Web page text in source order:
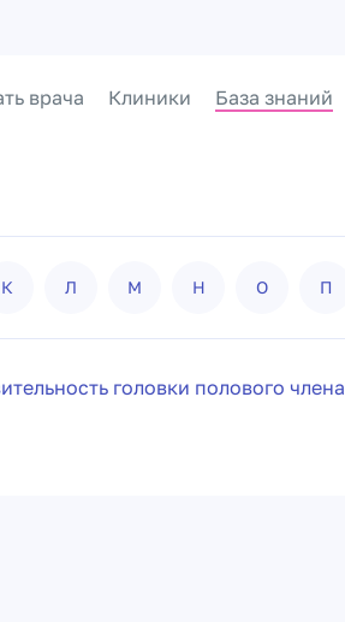
врача Клиники База знаний
К Л М Н О П
головки полового члена